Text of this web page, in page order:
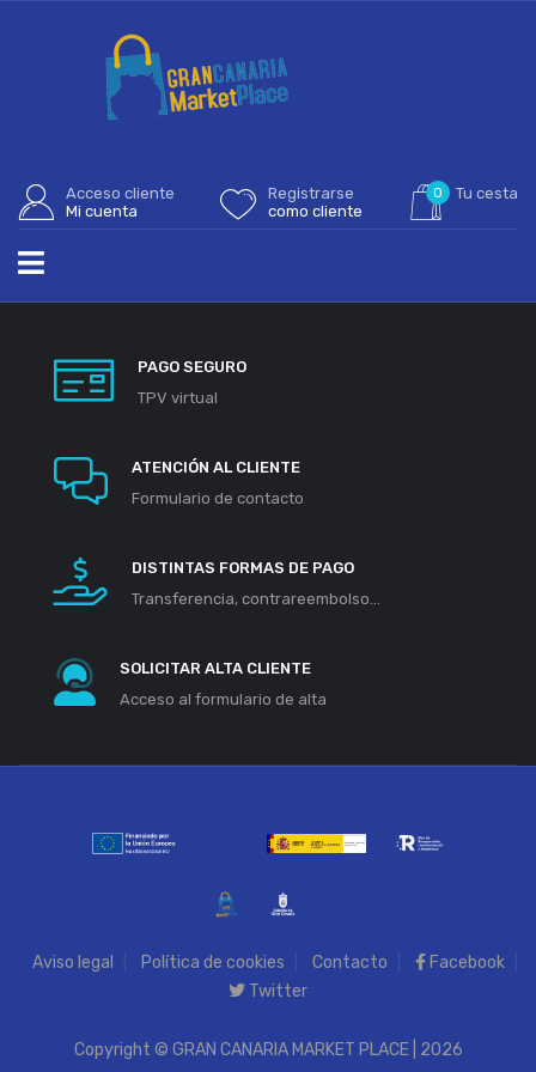
Acceso cliente
Mi cuenta
Registrarse
como cliente
0 Tu cesta
PAGO SEGURO
TPV virtual
ATENCIÓN AL CLIENTE
Formulario de contacto
DISTINTAS FORMAS DE PAGO
Transferencia, contrareembolso...
SOLICITAR ALTA CLIENTE
Acceso al formulario de alta
Aviso legal Política de cookies Contacto
Facebook
Twitter
Copyright © GRAN CANARIA MARKET PLACE | 2026